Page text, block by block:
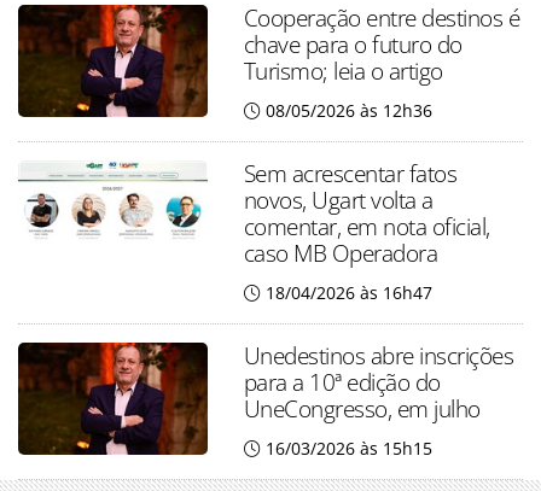
Cooperação entre destinos é
chave para o futuro do
Turismo; leia o artigo
08/05/2026 às 12h36
Sem acrescentar fatos
novos, Ugart volta a
comentar, em nota oficial,
caso MB Operadora
18/04/2026 às 16h47
Unedestinos abre inscrições
para a 10ª edição do
UneCongresso, em julho
16/03/2026 às 15h15